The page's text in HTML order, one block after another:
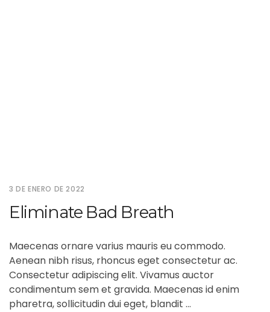
3 DE ENERO DE 2022
Eliminate Bad Breath
Maecenas ornare varius mauris eu commodo.
Aenean nibh risus, rhoncus eget consectetur ac.
Consectetur adipiscing elit. Vivamus auctor
condimentum sem et gravida. Maecenas id enim
pharetra, sollicitudin dui eget, blandit ...